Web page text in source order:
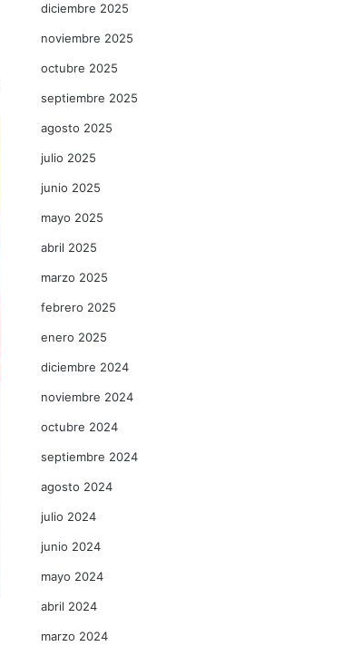
diciembre 2025
noviembre 2025
octubre 2025
septiembre 2025
agosto 2025
julio 2025
junio 2025
mayo 2025
abril 2025
marzo 2025
febrero 2025
enero 2025
diciembre 2024
noviembre 2024
octubre 2024
septiembre 2024
agosto 2024
julio 2024
junio 2024
mayo 2024
abril 2024
marzo 2024